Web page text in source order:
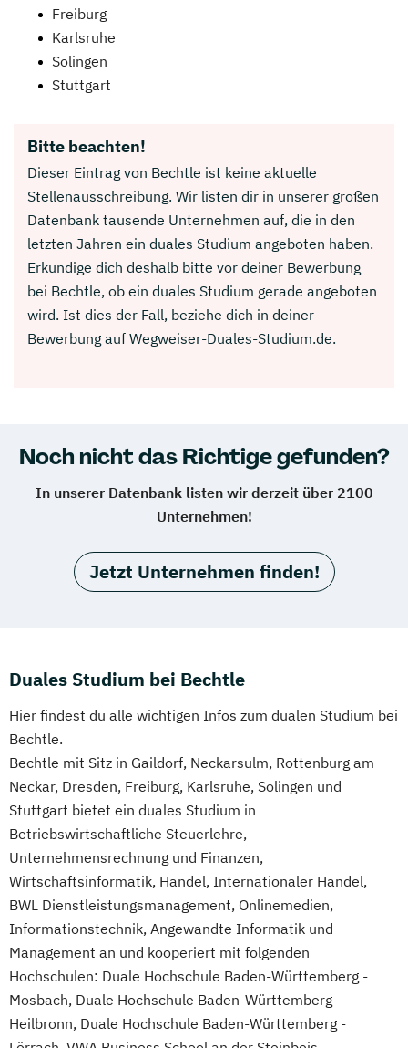
Freiburg
Karlsruhe
Solingen
Stuttgart
Bitte beachten!
Dieser Eintrag von Bechtle ist keine aktuelle
Stellenausschreibung. Wir listen dir in unserer großen
Datenbank tausende Unternehmen auf, die in den
letzten Jahren ein duales Studium angeboten haben.
Erkundige dich deshalb bitte vor deiner Bewerbung
bei Bechtle, ob ein duales Studium gerade angeboten
wird. Ist dies der Fall, beziehe dich in deiner
Bewerbung auf Wegweiser-Duales-Studium.de.
Noch nicht das Richtige gefunden?
In unserer Datenbank listen wir derzeit über 2100
Unternehmen!
Jetzt Unternehmen finden!
Duales Studium bei Bechtle
Hier findest du alle wichtigen Infos zum dualen Studium bei
Bechtle.
Bechtle mit Sitz in Gaildorf, Neckarsulm, Rottenburg am
Neckar, Dresden, Freiburg, Karlsruhe, Solingen und
Stuttgart bietet ein duales Studium in
Betriebswirtschaftliche Steuerlehre,
Unternehmensrechnung und Finanzen,
Wirtschaftsinformatik, Handel, Internationaler Handel,
BWL Dienstleistungsmanagement, Onlinemedien,
Informationstechnik, Angewandte Informatik und
Management an und kooperiert mit folgenden
Hochschulen: Duale Hochschule Baden-Württemberg -
Mosbach, Duale Hochschule Baden-Württemberg -
Heilbronn, Duale Hochschule Baden-Württemberg -